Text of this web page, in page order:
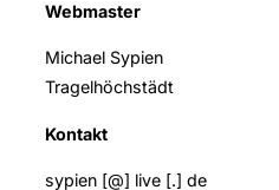
Webmaster
Michael Sypien
Tragelhöchstädt
Kontakt
sypien [@] live [.] de